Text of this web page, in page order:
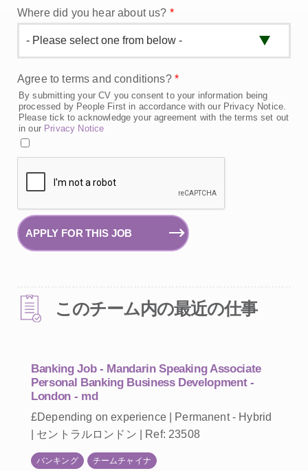
Where did you hear about us? *
Agree to terms and conditions? *
By submitting your CV you consent to your information being
processed by People First in accordance with our Privacy Notice.
Please tick to acknowledge your agreement with the terms set out
in our Privacy Notice
APPLY FOR THIS JOB
このチーム内の最近の仕事
Banking Job - Mandarin Speaking Associate
Personal Banking Business Development -
London - md
£Depending on experience | Permanent - Hybrid
| セントラルロンドン | Ref: 23508
バンキング チームチャイナ